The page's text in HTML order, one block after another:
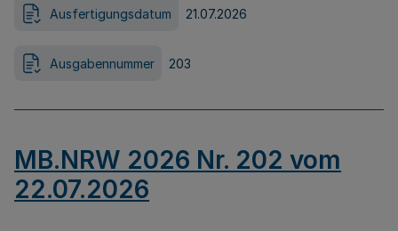
Ausfertigungsdatum 21.07.2026
Ausgabennummer 203
MB.NRW 2026 Nr. 202 vom
22.07.2026